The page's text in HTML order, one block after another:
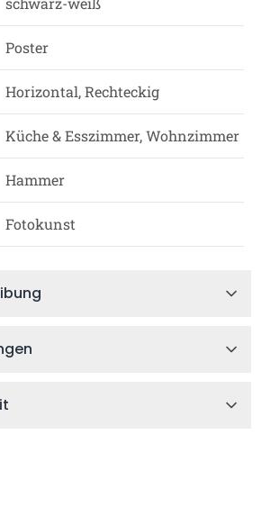
Poster
Horizontal, Rechteckig
Küche & Esszimmer, Wohnzimmer
Hammer
Fotokunst